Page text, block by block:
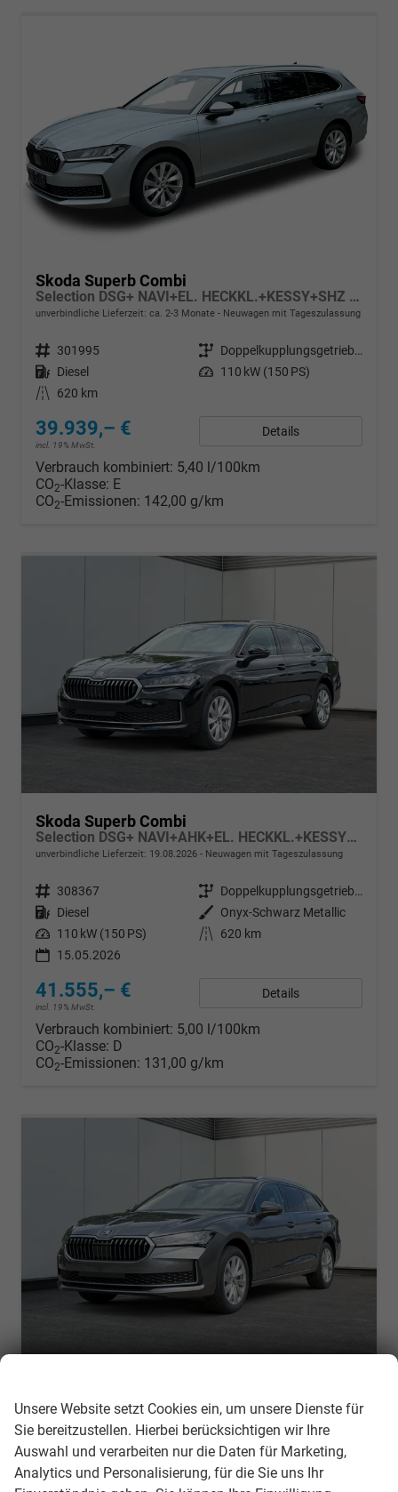
Skoda Superb Combi
Selection DSG+ NAVI+EL. HECKKL.+KESSY+SHZ V+H
unverbindliche Lieferzeit: ca. 2-3 Monate Neuwagen mit Tageszulassung
Fahrzeugnr. 301995 Getriebe
Doppelkupplungsgetriebe (DSG)
Kraftstoff Diesel Leistung 110 kW (150 PS)
Kilometerstand
620 km
39.939,– €
incl. 19% MwSt.
Details
Verbrauch kombiniert: 5,40 l/100km
CO2-Klasse: E
CO2-Emissionen: 142,00 g/km
Skoda Superb Combi
Selection DSG+ NAVI+AHK+EL. HECKKL.+KESSY+SHZ V+H
unverbindliche Lieferzeit: 19.08.2026 Neuwagen mit Tageszulassung
Fahrzeugnr. 308367 Getriebe
Doppelkupplungsgetriebe (DSG)
Kraftstoff Diesel Außenfarbe
Onyx-Schwarz Metallic
Leistung 110 kW (150 PS) Kilometerstand
620 km
15.05.2026
41.555,– €
incl. 19% MwSt.
Details
Verbrauch kombiniert: 5,00 l/100km
CO2-Klasse: D
CO2-Emissionen: 131,00 g/km
unverbindliche Lieferzeit:19.08.2026 Neuwagen mit Tageszulassung
Fahrzeugnr. 308368 Getriebe
Kraftstoff Diesel Außenfarbe Graphite-Grau Metallic
Unsere Website setzt Cookies ein, um unsere Dienste für
Sie bereitzustellen. Hierbei berücksichtigen wir Ihre
Auswahl und verarbeiten nur die Daten für Marketing,
Analytics und Personalisierung, für die Sie uns Ihr